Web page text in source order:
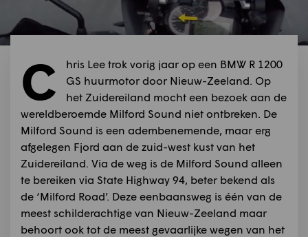
C
hris Lee trok vorig jaar op een BMW R 1200
GS huurmotor door Nieuw-Zeeland. Op
het Zuidereiland mocht een bezoek aan de
wereldberoemde Milford Sound niet ontbreken. De
Milford Sound is een adembenemende, maar erg
afgelegen Fjord aan de zuid-west kust van het
Zuidereiland. Via de weg is de Milford Sound alleen
te bereiken via State Highway 94, beter bekend als
de ‘Milford Road’. Deze eenbaansweg is één van de
meest schilderachtige van Nieuw-Zeeland maar
behoort ook tot de meest gevaarlijke wegen van het